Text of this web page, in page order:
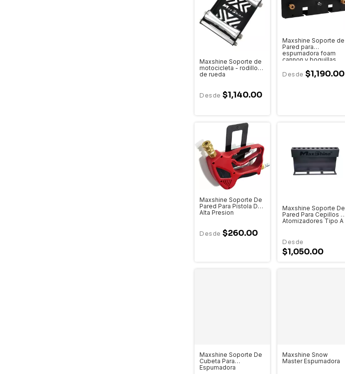
Maxshine Soporte de
motocicleta - rodillo
de rueda
$1,140.00
Maxshine Soporte de
Pared para
espumadora foam
cannon y boquillas
$1,190.00
Maxshine Soporte De
Pared Para Pistola De
Alta Presion
$260.00
Maxshine Soporte De
Pared Para Cepillos Y
Atomizadores Tipo A
$1,050.00
Maxshine Soporte De
Cubeta Para
Espumadora
Maxshine Snow
Master Espumadora